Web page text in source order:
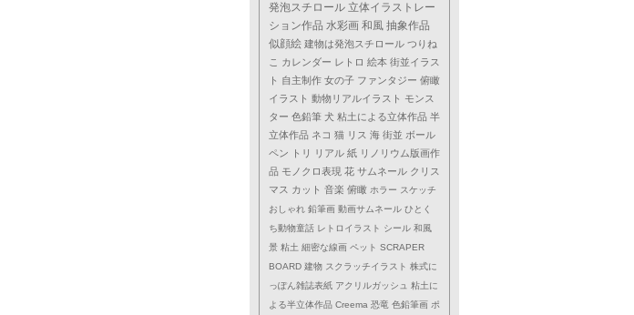
発泡スチロール 立体イラストレー
ション作品 水彩画 和風 抽象作品
似顔絵 建物は発泡スチロール つりね
こ カレンダー レトロ 絵本 街並イラス
ト 自主制作 女の子 ファンタジー 俯瞰
イラスト 動物リアルイラスト モンス
ター 色鉛筆 犬 粘土による立体作品 半
立体作品 ネコ 猫 リス 海 街並 ボール
ペン
トリ リアル 紙 リノリウム版画作
品 モノクロ表現 花 サムネール クリス
マス カット 音楽 俯瞰 ホラー スケッチ
おしゃれ 鉛筆画 動画サムネール ひとく
ち動物童話 レトロイラスト シール 和風
景 粘土 細密な線画 ペット SCRAPER
BOARD 建物 スクラッチイラスト 株式に
っぽん雑誌表紙 アクリルガッシュ 粘土に
よる半立体作品 Creema 恐竜 色鉛筆画 ポ